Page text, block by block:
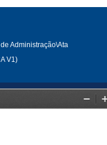
Administração\Ata
V1)